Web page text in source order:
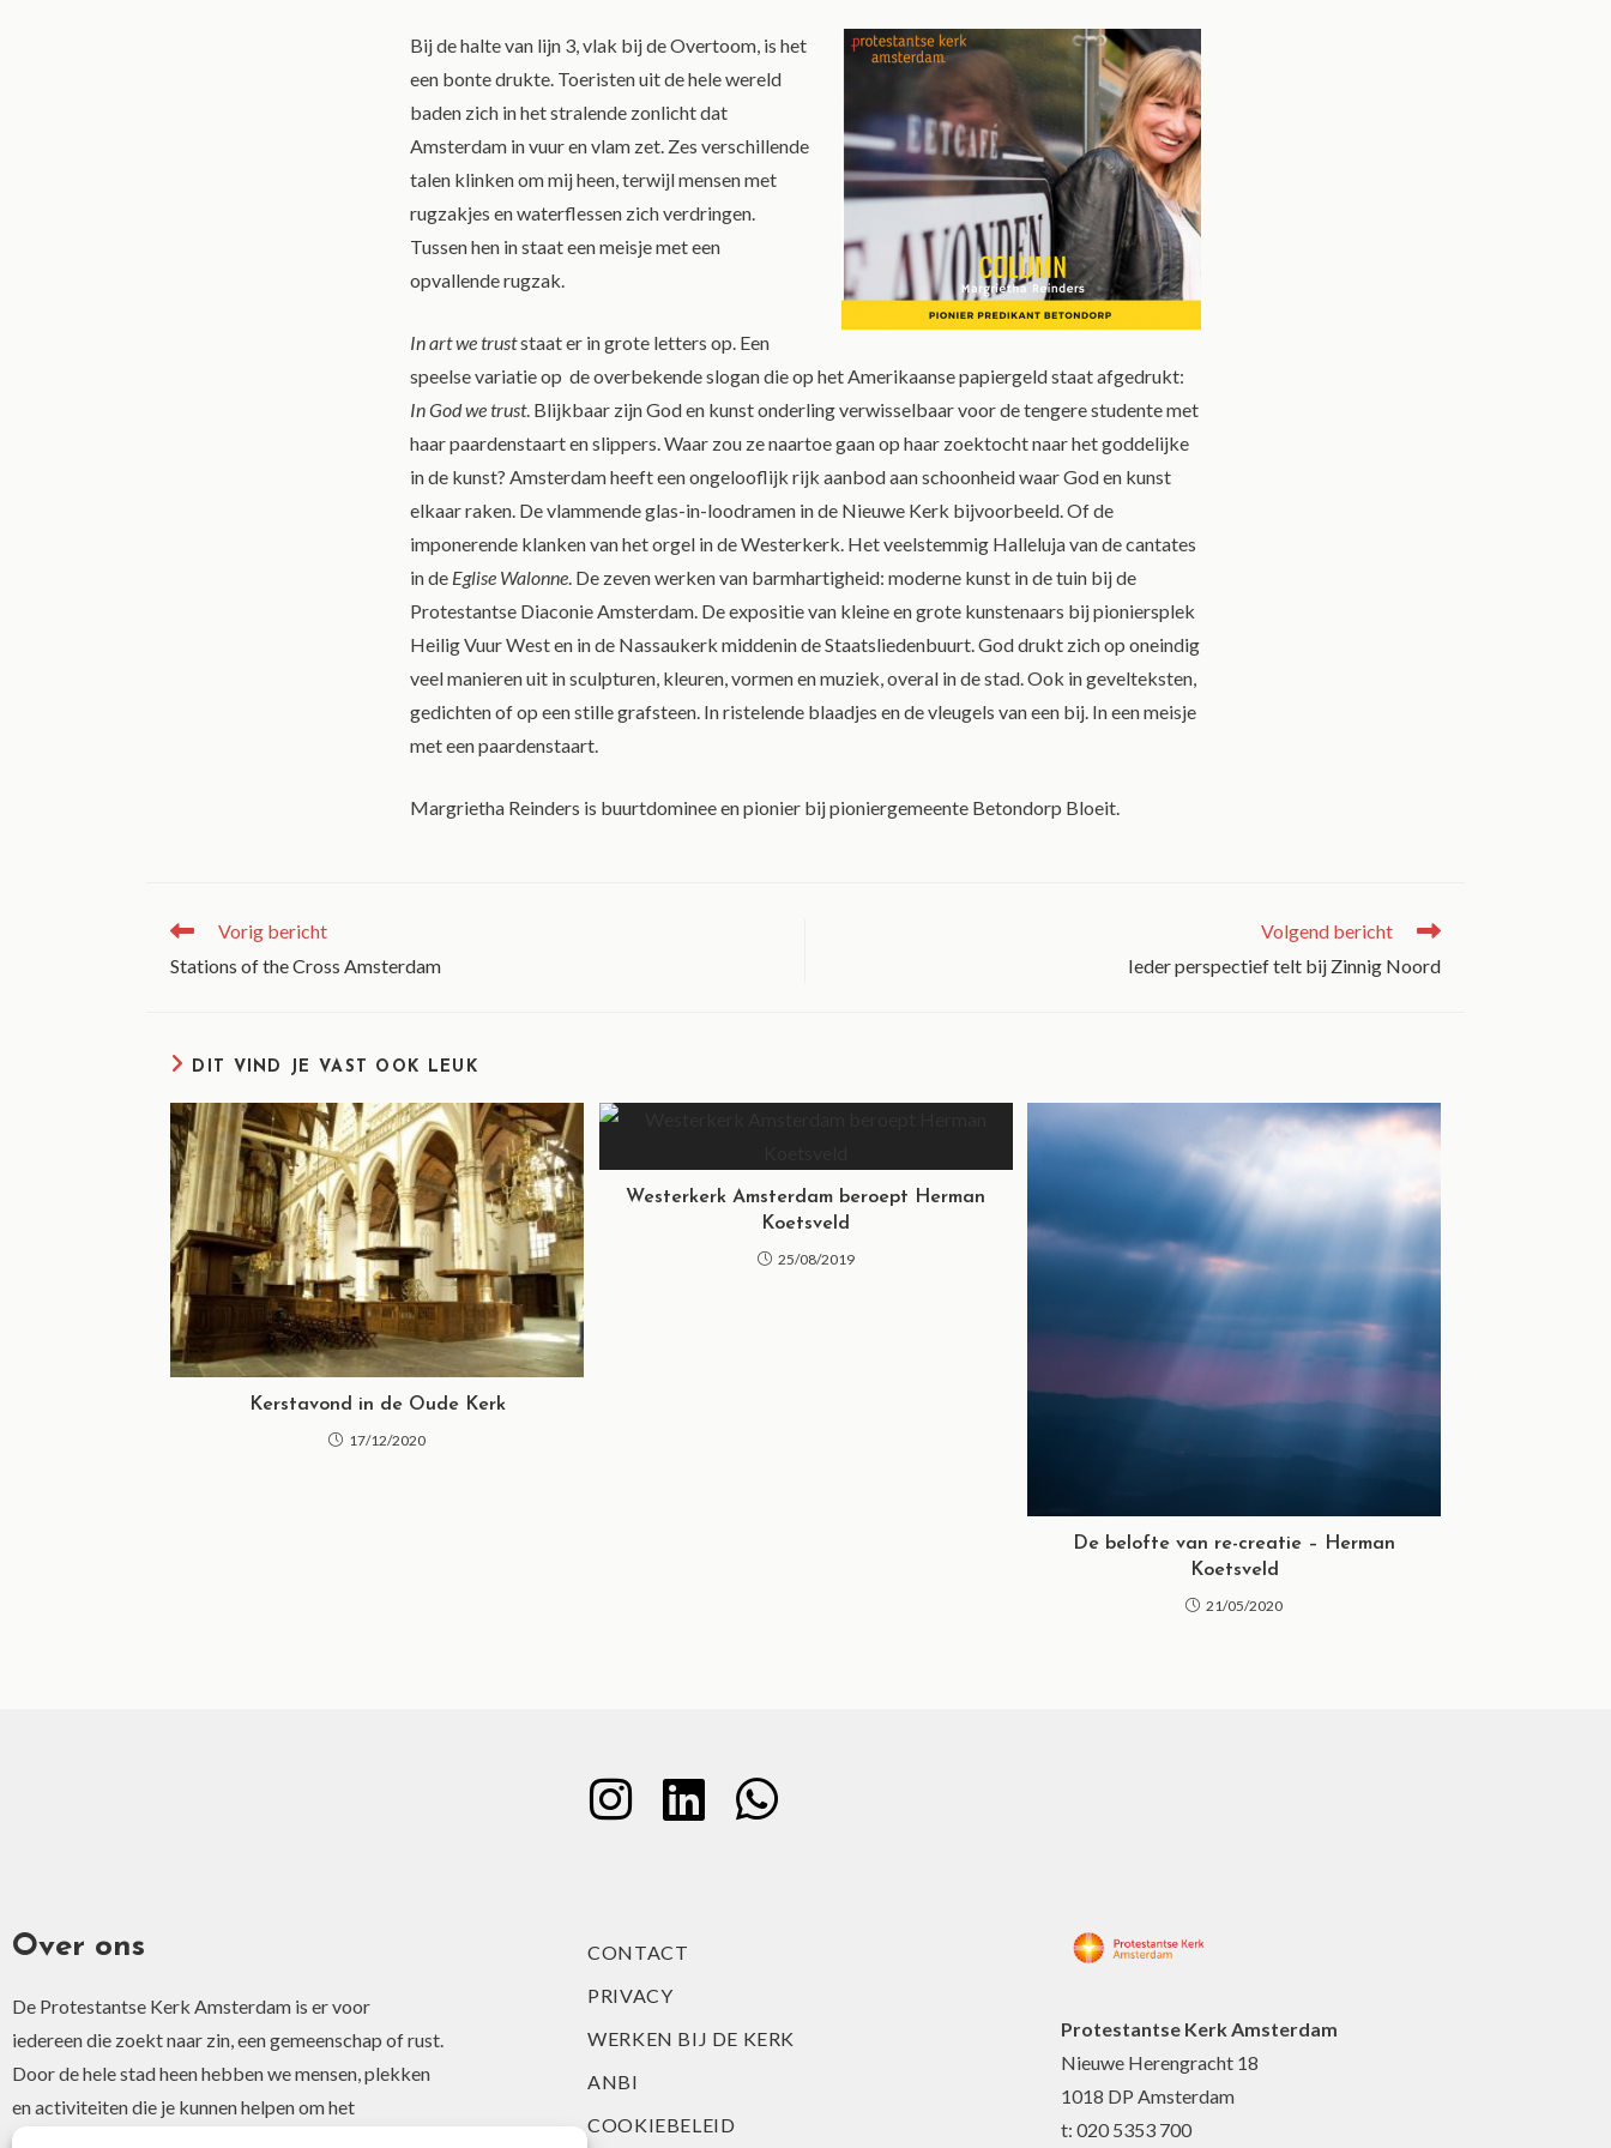
Bij de halte van lijn 3, vlak bij de Overtoom, is het
een bonte drukte. Toeristen uit de hele wereld
baden zich in het stralende zonlicht dat
Amsterdam in vuur en vlam zet. Zes verschillende
talen klinken om mij heen, terwijl mensen met
rugzakjes en waterflessen zich verdringen.
Tussen hen in staat een meisje met een
opvallende rugzak.
In art we truststaat er in grote letters op. Een
speelse variatie op de overbekende slogan die op het Amerikaanse papiergeld staat afgedrukt:
In God we trust. Blijkbaar zijn God en kunst onderling verwisselbaar voor de tengere studente met
haar paardenstaart en slippers. Waar zou ze naartoe gaan op haar zoektocht naar het goddelijke
in de kunst? Amsterdam heeft een ongelooflijk rijk aanbod aan schoonheid waar God en kunst
elkaar raken. De vlammende glas-in-loodramen in de Nieuwe Kerk bijvoorbeeld. Of de
imponerende klanken van het orgel in de Westerkerk. Het veelstemmig Halleluja van de cantates
in de Eglise Walonne. De zeven werken van barmhartigheid: moderne kunst in de tuin bij de
Protestantse Diaconie Amsterdam. De expositie van kleine en grote kunstenaars bij pioniersplek
Heilig Vuur West en in de Nassaukerk middenin de Staatsliedenbuurt. God drukt zich op oneindig
veel manieren uit in sculpturen, kleuren, vormen en muziek, overal in de stad. Ook in gevelteksten,
gedichten of op een stille grafsteen. In ristelende blaadjes en de vleugels van een bij. In een meisje
met een paardenstaart.
Margrietha Reinders is buurtdominee en pionier bij pioniergemeente Betondorp Bloeit.
Vorig bericht
Stations of the Cross Amsterdam
Volgend bericht
Ieder perspectief telt bij Zinnig Noord
DIT VIND JE VAST OOK LEUK
Kerstavond in de Oude Kerk
17/12/2020
Westerkerk Amsterdam beroept Herman
Koetsveld
25/08/2019
De belofte van re-creatie – Herman
Koetsveld
21/05/2020
Over ons
De Protestantse Kerk Amsterdam is er voor
iedereen die zoekt naar zin, een gemeenschap of rust.
Door de hele stad heen hebben we mensen, plekken
en activiteiten die je kunnen helpen om het
christelijke geloof of je interesse hierin te ontdekken.
CONTACT
PRIVACY
WERKEN BIJ DE KERK
ANBI
COOKIEBELEID
Protestantse Kerk Amsterdam
Nieuwe Herengracht 18
1018 DP Amsterdam
t: 020 5353 700